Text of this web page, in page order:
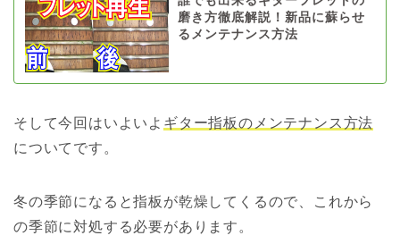
磨き方徹底解説！新品に蘇らせ
るメンテナンス方法
そして今回はいよいよ ギター指板のメンテナンス方法
についてです。
冬の季節になると指板が乾燥してくるので、これから
の季節に対処する必要があります。